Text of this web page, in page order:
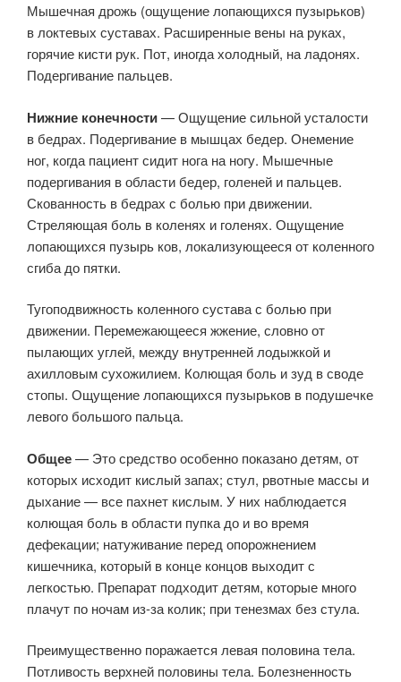
Мышечная дрожь (ощущение лопающихся пузырьков)
в локтевых суставах. Расширенные вены на руках,
горячие кисти рук. Пот, иногда холодный, на ладонях.
Подергивание пальцев.
Нижние конечности— Ощущение сильной усталости
в бедрах. Подергивание в мышцах бедер. Онемение
ног, когда пациент сидит нога на ногу. Мышечные
подергивания в области бедер, голеней и пальцев.
Скованность в бедрах с болью при движении.
Стреляющая боль в коленях и голенях. Ощущение
лопающихся пузырь ков, локализующееся от коленного
сгиба до пятки.
Тугоподвижность коленного сустава с болью при
движении. Перемежающееся жжение, словно от
пылающих углей, между внутренней лодыжкой и
ахилловым сухожилием. Колющая боль и зуд в своде
стопы. Ощущение лопающихся пузырьков в подушечке
левого большого пальца.
Общее— Это средство особенно показано детям, от
которых исходит кислый запах; стул, рвотные массы и
дыхание — все пахнет кислым. У них наблюдается
колющая боль в области пупка до и во время
дефекации; натуживание перед опорожнением
кишечника, который в конце концов выходит с
легкостью. Препарат подходит детям, которые много
плачут по ночам из-за колик; при тенезмах без стула.
Преимущественно поражается левая половина тела.
Потливость верхней половины тела. Болезненность